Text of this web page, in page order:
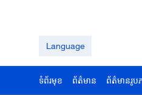
Language
ទំព័រមុខ ព័ត៌មាន ព័ត៌មានរូប